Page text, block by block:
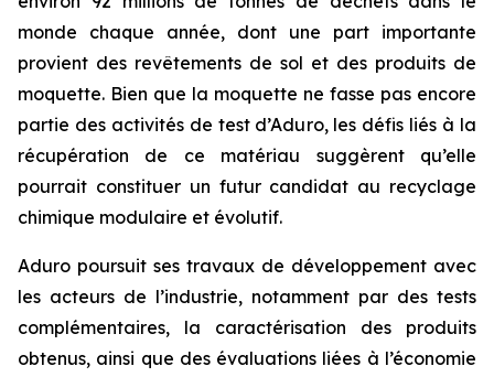
monde chaque année, dont une part importante
provient des revêtements de sol et des produits de
moquette. Bien que la moquette ne fasse pas encore
partie des activités de test d’Aduro, les défis liés à la
récupération de ce matériau suggèrent qu’elle
pourrait constituer un futur candidat au recyclage
chimique modulaire et évolutif.
Aduro poursuit ses travaux de développement avec
les acteurs de l’industrie, notamment par des tests
complémentaires, la caractérisation des produits
obtenus, ainsi que des évaluations liées à l’économie